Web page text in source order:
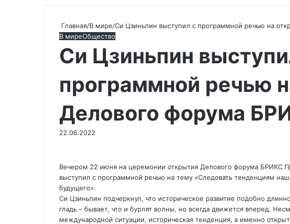
Главная/В мире/Си Цзиньпин выступил с программной речью на
В миреОбщество
Си Цзиньпин
программной речью
Делового форума
22.06.2022
Вечером 22 июня на церемонии открытия Делового форума БРИКС
выступил с программной речью на тему «Следовать тенденциям
будущего».
Си Цзиньпин подчеркнул, что историческое развитие подобно
гладь – бывает, что и бурлят волны, но всегда движется вперед.
международной ситуации, историческая тенденция, а именно